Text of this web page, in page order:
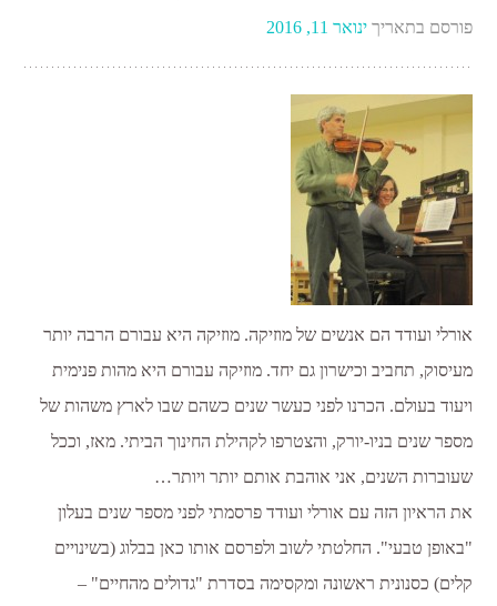
פורסם בתאריךינואר 11, 2016
אורלי ועודד הם אנשים של מוזיקה. מוזיקה היא עבורם הרבה יותר
מעיסוק, תחביב וכישרון גם יחד. מוזיקה עבורם היא מהות פנימית
ויעוד בעולם. הכרנו לפני כעשר שנים כשהם שבו לארץ משהות של
מספר שנים בניו-יורק, והצטרפו לקהילת החינוך הביתי. מאז, וככל
שעוברות השנים, אני אוהבת אותם יותר ויותר…
את הראיון הזה עם אורלי ועודד פרסמתי לפני מספר שנים בעלון
"באופן טבעי". החלטתי לשוב ולפרסם אותו כאן בבלוג (בשינויים
קלים) כסנונית ראשונה ומקסימה בסדרת "גדולים מהחיים" –